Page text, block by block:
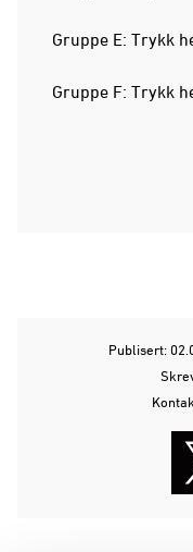
Gruppe E: Trykk
Gruppe F: Trykk
Publisert: